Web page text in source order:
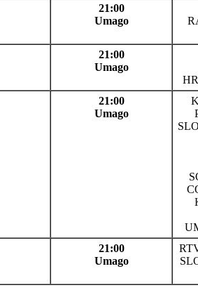
21:00
Umago
21:00
Umago
21:00
Umago
21:00
Umago